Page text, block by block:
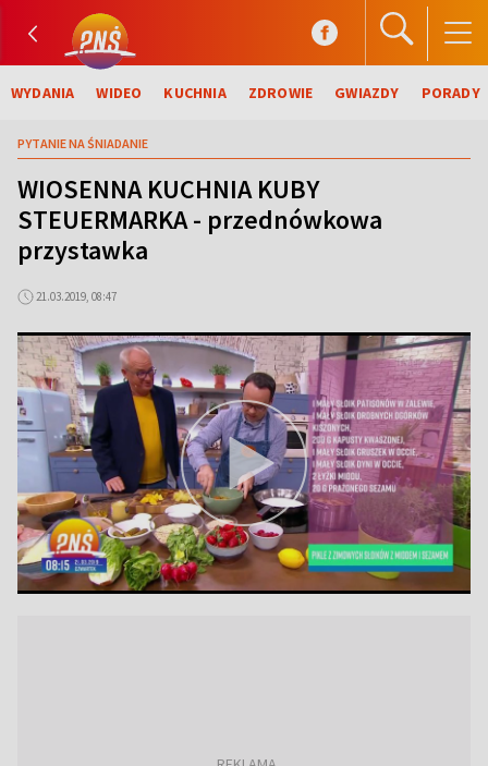
WYDANIA WIDEO KUCHNIA ZDROWIE GWIAZDY PORADY
PYTANIE NA ŚNIADANIE
WIOSENNA KUCHNIA KUBY
STEUERMARKA - przednówkowa
przystawka
21.03.2019, 08:47